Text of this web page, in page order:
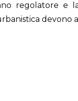
regolatore e
devono